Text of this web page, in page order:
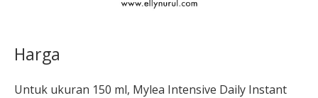
Harga
Untuk ukuran 150 ml, Mylea Intensive Daily Instant